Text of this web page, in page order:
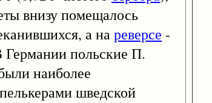
внизу помещалось
а нареверсе -
Германии польские П.
наиболее
шведской